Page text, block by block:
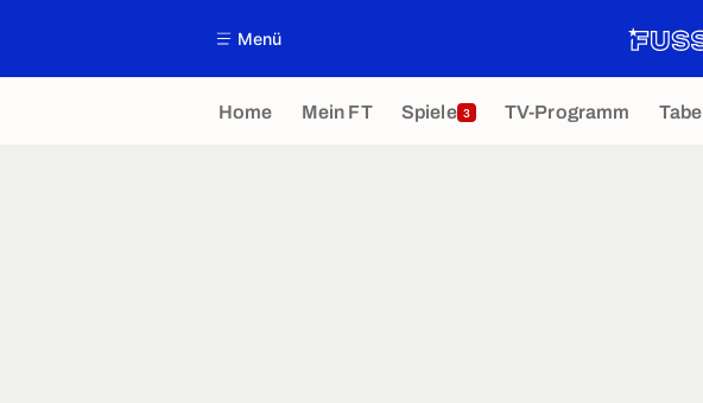
Menü
Home Mein FT Spiele 3 TV-Programm